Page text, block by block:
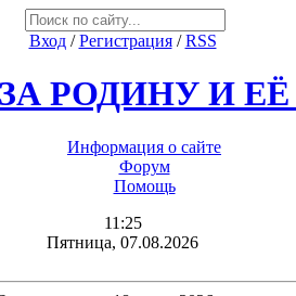
Вход/Регистрация/RSS
РОДИНУ И
Информация о сайте
Форум
Помощь
11:25
Пятница, 07.08.2026